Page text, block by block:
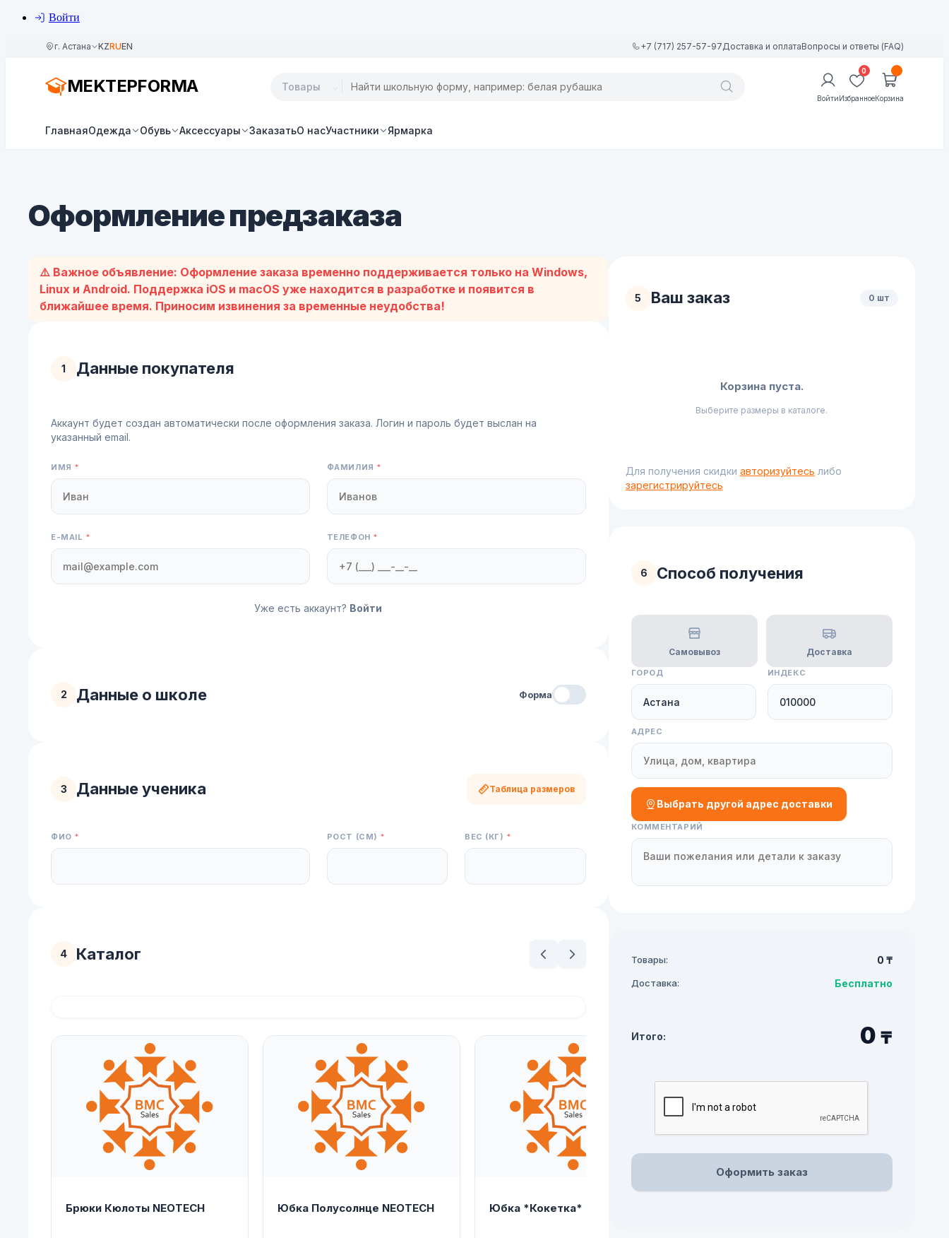
Войти
г. Астана KZRUEN +7 (717) 257-57-97Доставка и оплатаВопросы и ответы (FAQ)
MEKTEPFORMA
Войти
0
ИзбранноеКорзина
ГлавнаяОдежда Обувь Аксессуары ЗаказатьО насУчастники Ярмарка
Оформление предзаказа
⚠️ Важное объявлениe: Оформление заказа временно поддерживается только на Windows,
Linux и Android. Поддержка iOS и macOS уже находится в разработке и появится в
ближайшее время. Приносим извинения за временные неудобства!
1 Данные покупателя
Аккаунт будет создан автоматически после оформления заказа. Логин и пароль будет выслан на
указанный email.
ИМЯ * ФАМИЛИЯ *
E-MAIL * ТЕЛЕФОН *
Уже есть аккаунт? Войти
2 Данные о школе Форма
3 Данные ученика Таблица размеров
ФИО * РОСТ (СМ) * ВЕС (КГ) *
4 Каталог
Брюки Кюлоты NEOTECH Юбка Полусолнце NEOTECH Юбка *Кокетка* NEOTECH
5 Ваш заказ 0 шт
Корзина пуста.
Выберите размеры в каталоге.
Для получения скидки авторизуйтесь либо
зарегистрируйтесь
6 Способ получения
Самовывоз Доставка
ГОРОД ИНДЕКС
АДРЕС
Выбрать другой адрес доставки
КОММЕНТАРИЙ
Товары: 0 ₸
Доставка: Бесплатно
Итого: 0 ₸
Оформить заказ